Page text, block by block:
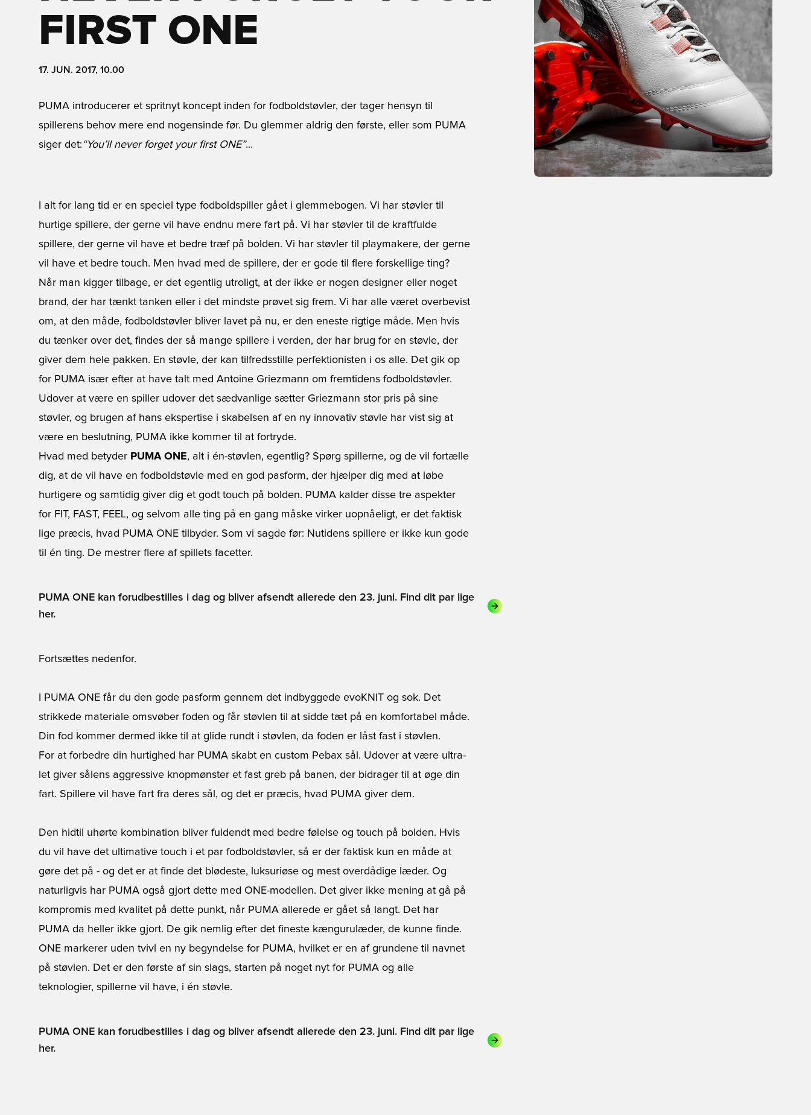
FIRST ONE
17. JUN. 2017, 10.00
PUMA introducerer et spritnyt koncept inden for fodboldstøvler, der tager hensyn til
spillerens behov mere end nogensinde før. Du glemmer aldrig den første, eller som PUMA
siger det: “You’ll never forget your first ONE”...
I alt for lang tid er en speciel type fodboldspiller gået i glemmebogen. Vi har støvler til
hurtige spillere, der gerne vil have endnu mere fart på. Vi har støvler til de kraftfulde
spillere, der gerne vil have et bedre træf på bolden. Vi har støvler til playmakere, der gerne
vil have et bedre touch. Men hvad med de spillere, der er gode til flere forskellige ting?
Når man kigger tilbage, er det egentlig utroligt, at der ikke er nogen designer eller noget
brand, der har tænkt tanken eller i det mindste prøvet sig frem. Vi har alle været overbevist
om, at den måde, fodboldstøvler bliver lavet på nu, er den eneste rigtige måde. Men hvis
du tænker over det, findes der så mange spillere i verden, der har brug for en støvle, der
giver dem hele pakken. En støvle, der kan tilfredsstille perfektionisten i os alle. Det gik op
for PUMA især efter at have talt med Antoine Griezmann om fremtidens fodboldstøvler.
Udover at være en spiller udover det sædvanlige sætter Griezmann stor pris på sine
støvler, og brugen af hans ekspertise i skabelsen af en ny innovativ støvle har vist sig at
være en beslutning, PUMA ikke kommer til at fortryde.
Hvad med betyder PUMA ONE, alt i én-støvlen, egentlig? Spørg spillerne, og de vil fortælle
dig, at de vil have en fodboldstøvle med en god pasform, der hjælper dig med at løbe
hurtigere og samtidig giver dig et godt touch på bolden. PUMA kalder disse tre aspekter
for FIT, FAST, FEEL, og selvom alle ting på en gang måske virker uopnåeligt, er det faktisk
lige præcis, hvad PUMA ONE tilbyder. Som vi sagde før: Nutidens spillere er ikke kun gode
til én ting. De mestrer flere af spillets facetter.
PUMA ONE kan forudbestilles i dag og bliver afsendt allerede den 23. juni. Find dit par lige
her.
Fortsættes nedenfor.
I PUMA ONE får du den gode pasform gennem det indbyggede evoKNIT og sok. Det
strikkede materiale omsvøber foden og får støvlen til at sidde tæt på en komfortabel måde.
Din fod kommer dermed ikke til at glide rundt i støvlen, da foden er låst fast i støvlen.
For at forbedre din hurtighed har PUMA skabt en custom Pebax sål. Udover at være ultra-
let giver sålens aggressive knopmønster et fast greb på banen, der bidrager til at øge din
fart. Spillere vil have fart fra deres sål, og det er præcis, hvad PUMA giver dem.
Den hidtil uhørte kombination bliver fuldendt med bedre følelse og touch på bolden. Hvis
du vil have det ultimative touch i et par fodboldstøvler, så er der faktisk kun en måde at
gøre det på - og det er at finde det blødeste, luksuriøse og mest overdådige læder. Og
naturligvis har PUMA også gjort dette med ONE-modellen. Det giver ikke mening at gå på
kompromis med kvalitet på dette punkt, når PUMA allerede er gået så langt. Det har
PUMA da heller ikke gjort. De gik nemlig efter det fineste kængurulæder, de kunne finde.
ONE markerer uden tvivl en ny begyndelse for PUMA, hvilket er en af grundene til navnet
på støvlen. Det er den første af sin slags, starten på noget nyt for PUMA og alle
teknologier, spillerne vil have, i én støvle.
PUMA ONE kan forudbestilles i dag og bliver afsendt allerede den 23. juni. Find dit par lige
her.